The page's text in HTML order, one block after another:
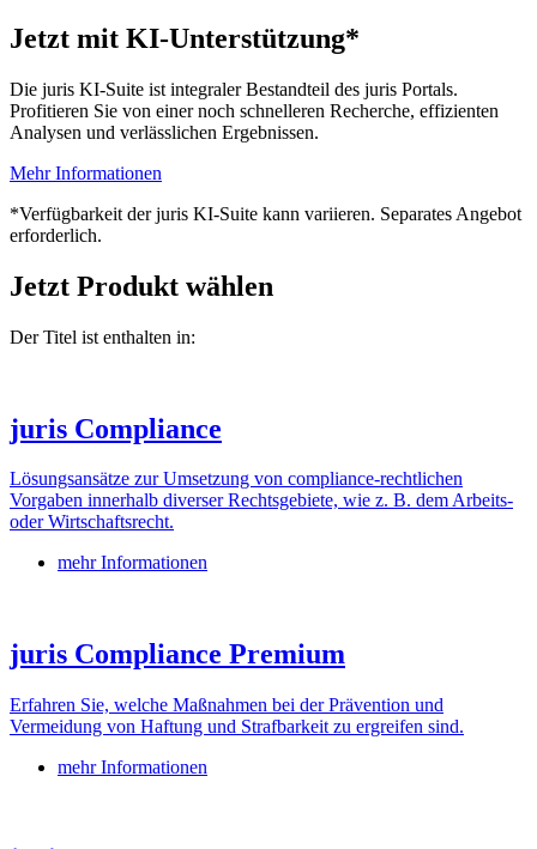
Jetzt mit KI-Unterstützung*
Die juris KI-Suite ist integraler Bestandteil des juris Portals.
Profitieren Sie von einer noch schnelleren Recherche, effizienten
Analysen und verlässlichen Ergebnissen.
Mehr Informationen
*Verfügbarkeit der juris KI-Suite kann variieren. Separates Angebot
erforderlich.
Jetzt Produkt wählen
Der Titel ist enthalten in:
juris Compliance
Lösungsansätze zur Umsetzung von compliance-rechtlichen
Vorgaben innerhalb diverser Rechtsgebiete, wie z. B. dem Arbeits-
oder Wirtschaftsrecht.
mehr Informationen
juris Compliance Premium
Erfahren Sie, welche Maßnahmen bei der Prävention und
Vermeidung von Haftung und Strafbarkeit zu ergreifen sind.
mehr Informationen